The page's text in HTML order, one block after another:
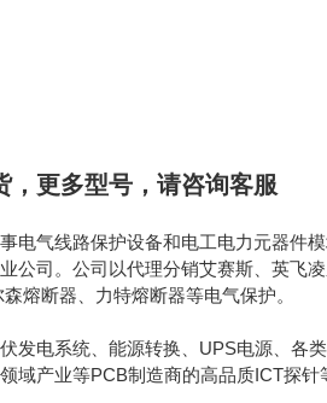
， 更多型号，请咨询客服
电气线路保护设备和电工电力元器件
公司。公司以代理分销艾赛斯、英飞
熔断器、力特熔断器等电气保护。
发电系统、能源转换、UPS电源、各
域产业等PCB制造商的高品质ICT探